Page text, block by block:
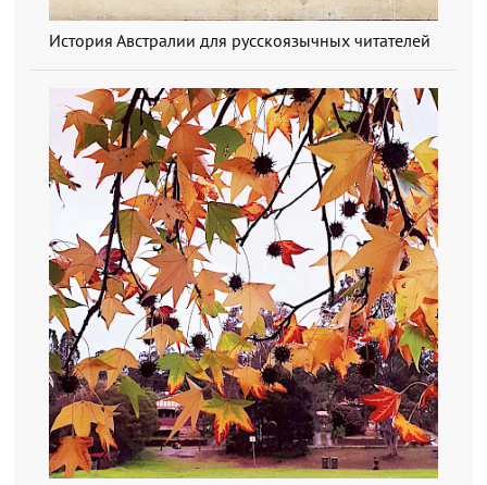
История Австралии для русскоязычных читателей